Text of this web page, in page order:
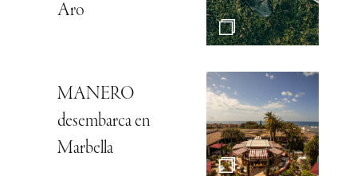
Aro
MANERO
desembarca en
Marbella